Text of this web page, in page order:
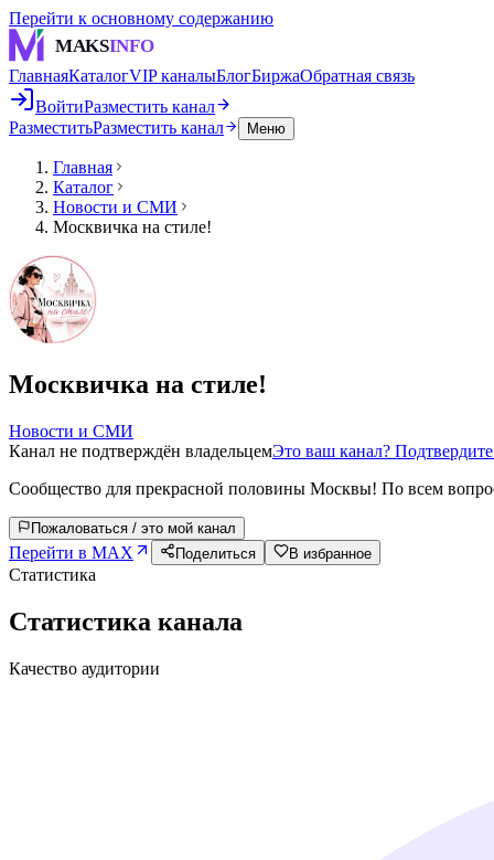
Перейти к основному содержанию
MAKSINFO
ГлавнаяКаталогVIP каналыБлогБиржаОбратная связь
ВойтиРазместить канал
РазместитьРазместить канал Меню
Главная
Каталог
Новости и СМИ
Москвичка на стиле!
Москвичка на стиле!
Новости и СМИ
Канал не подтверждён владельцемЭто ваш канал?
Сообщество для прекрасной половины Москвы! По всем
Пожаловаться / это мой канал
Перейти в MAX Поделиться В избранное
Статистика
Статистика канала
Качество аудитории